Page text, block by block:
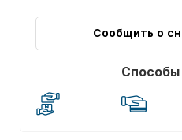
Сообщить о